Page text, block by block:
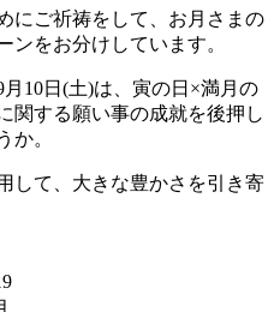
にご祈祷をして、お月さまの
ンをお分けしています。
10日(土)は、 寅の日×満月の
関する願い事の成就を後押し
か。
して、大きな豊かさを引き寄